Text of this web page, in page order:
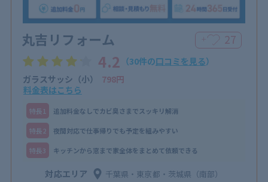
丸吉リフォーム ＋ 27
4.2 （30件の口コミを見る）
ガラスサッシ（小）
798円
料金表はこちら
特⻑1 追加料金なしでカビ臭さまでスッキリ解消
特⻑2 夜間対応で仕事帰りでも予定を組みやすい
特⻑3 キッチンから窓まで家全体をまとめて依頼できる
対応エリア 千葉県・東京都・茨城県（南部）